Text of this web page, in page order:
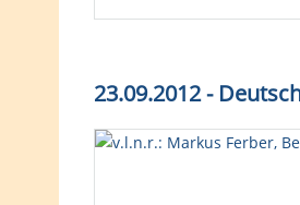
23.09.2012 -